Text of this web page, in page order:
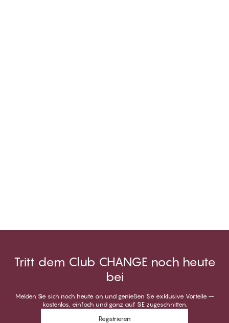
Tritt dem Club CHANGE noch heute
bei
Melden Sie sich noch heute an und genießen Sie exklusive Vorteile –
kostenlos, einfach und ganz auf SIE zugeschnitten.
Registrieren